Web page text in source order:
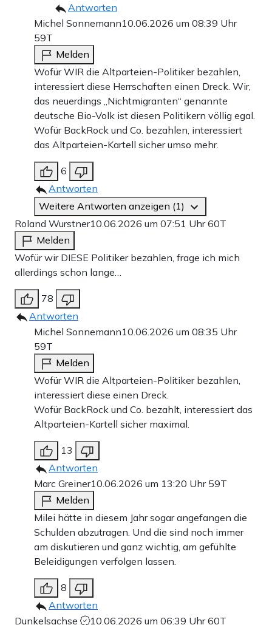
Antworten
Michel Sonnemann10.06.2026 um 08:39 Uhr
59T
Melden
Wofür WIR die Altparteien-Politiker bezahlen,
interessiert diese Herrschaften einen Dreck. Wir,
das neuerdings „Nichtmigranten“ genannte
deutsche Bio-Volk ist diesen Politikern völlig egal.
Wofür BackRock und Co. bezahlen, interessiert
das Altparteien-Kartell sicher umso mehr.
6
Antworten
Weitere Antworten anzeigen (1)
Roland Wurstner10.06.2026 um 07:51 Uhr60T
Melden
Wofür wir DIESE Politiker bezahlen, frage ich mich
allerdings schon lange…
78
Antworten
Michel Sonnemann10.06.2026 um 08:35 Uhr
59T
Melden
Wofür WIR die Altparteien-Politiker bezahlen,
interessiert diese einen Dreck.
Wofür BackRock und Co. bezahlt, interessiert das
Altparteien-Kartell sicher maximal.
13
Antworten
Marc Greiner10.06.2026 um 13:20 Uhr 59T
Melden
Milei hätte in diesem Jahr sogar angefangen die
Schulden abzutragen. Und die sind noch immer
am diskutieren und ganz wichtig, am gefühlte
Beleidigungen verfolgen lassen.
8
Antworten
Dunkelsachse
10.06.2026 um 06:39 Uhr60T